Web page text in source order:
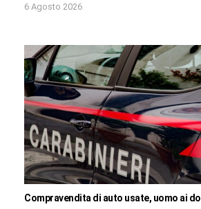
6 Agosto 2026
Compravendita di auto usate, uomo ai